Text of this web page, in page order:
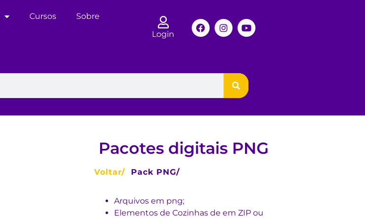
Cursos Sobre
Login
Pacotes digitais PNG
Voltar/ Pack PNG/
Arquivos em png;
Elementos de Cozinhas de em ZIP ou